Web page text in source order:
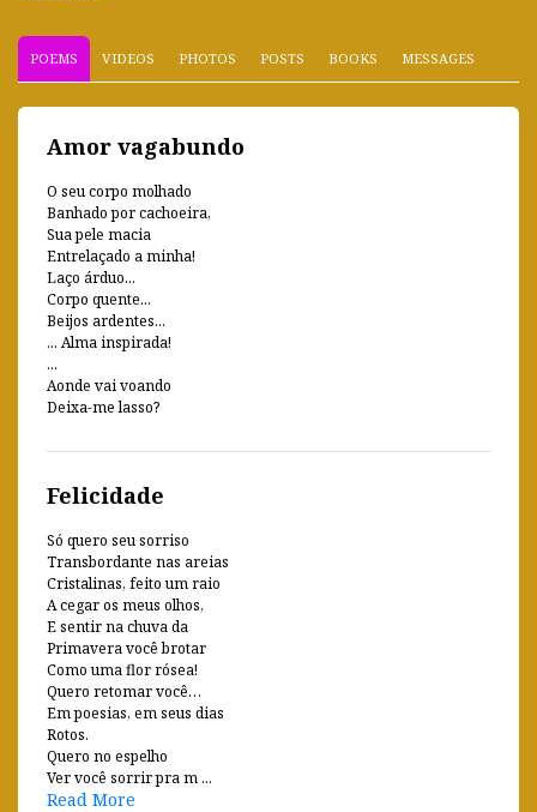
POEMS VIDEOS PHOTOS POSTS BOOKS MESSAGES
Amor vagabundo
O seu corpo molhado
Banhado por cachoeira,
Sua pele macia
Entrelaçado a minha!
Laço árduo...
Corpo quente...
Beijos ardentes...
... Alma inspirada!
...
Aonde vai voando
Deixa-me lasso?
Felicidade
Só quero seu sorriso
Transbordante nas areias
Cristalinas, feito um raio
A cegar os meus olhos,
E sentir na chuva da
Primavera você brotar
Como uma flor rósea!
Quero retomar você…
Em poesias, em seus dias
Rotos.
Quero no espelho
Ver você sorrir pra m ...
Read More